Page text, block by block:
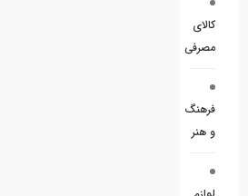
کالای
مصرفی
فرهنگ
و هنر